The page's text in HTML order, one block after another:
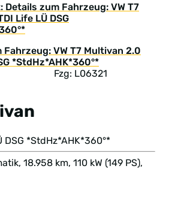
Details zum Fahrzeug: VW T7
Life LÜ DSG
Fzg: L06321
DSG *StdHz*AHK*360°*
18.958 km, 110 kW (149 PS),